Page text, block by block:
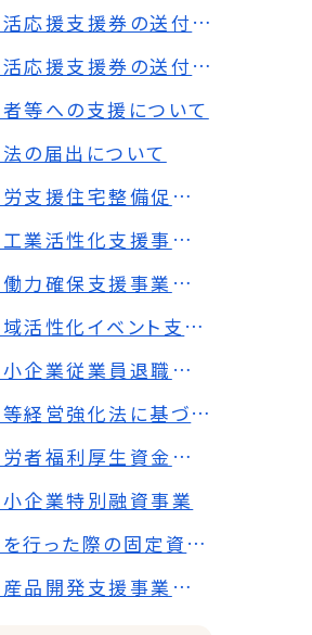
共和町生活応援支援券の送付について（Indonesia）
共和町生活応援支援券の送付について（English）
等への支援について
の届出について
共和町就労支援住宅整備促進事業補助金
共和町商工業活性化支援事業補助金
共和町労働力確保支援事業補助金
共和町地域活性化イベント支援事業補助金
共和町中小企業従業員退職金制度補助金
中小企業等経営強化法に基づく先端設備等導入計画
共和町勤労者福利厚生資金融資制度
企業特別融資事業
設備投資を行った際の固定資産税の優遇措置について
共和町特産品開発支援事業補助金